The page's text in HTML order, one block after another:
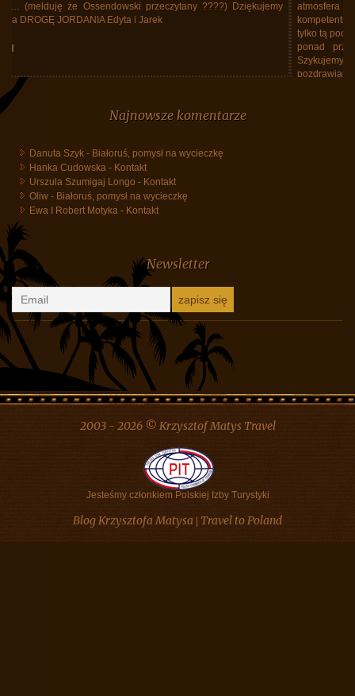
atmosfera w grupie. Kubańska przewodniczka Ania była bez granic
kompetentna i elokwentna. To ona otworzyła nam oczy na prawdziwą, nie
tylko tą pocztówkową Kubę. Efektem - niezapomniane wrażenia, znacznie
ponad przedwyjazdowe oczekiwania. Teraz czas na ciąg dalszy.
Szykujemy się do kolejnego wyjazdu z Waszym biurem. Dziękujemy i
pozdrawiamy.
Najnowsze komentarze
Danuta Szyk-Białoruś, pomysł na wycieczkę
Ewa I Robert Motyka
Kontakt
Newsletter
2003 - 2026 © Krzysztof Matys Travel